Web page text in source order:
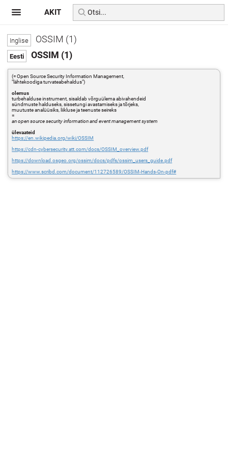
OSSIM (1)
OSSIM (1)
(= Open Source Security Information Management,
"lähtekoodiga turvateabehaldus")
olemus
turbehalduse instrument, sisaldab võrguülema abivahendeid
sündmuste halduseks, sissetungi avastamiseks ja tõrjeks,
muutuste analüüsiks, liikluse ja teenuste seireks
=
an open source security information and event management system
ülevaateid
https://en.wikipedia.org/wiki/OSSIM
https://cdn-cybersecurity.att.com/docs/OSSIM_overview.pdf
https://download.osgeo.org/ossim/docs/pdfs/ossim_users_guide.pdf
https://www.scribd.com/document/112726589/OSSIM-Hands-On-pdf#
AKIT